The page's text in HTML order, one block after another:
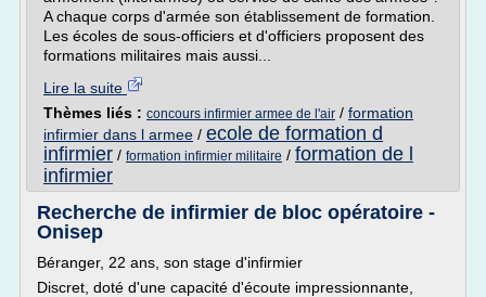
A chaque corps d'armée son établissement de formation.
Les écoles de sous-officiers et d'officiers proposent des
formations militaires mais aussi...
Lire la suite
Thèmes liés : concours infirmier armee de l'air / formation
infirmier dans l armee / ecole de formation d
infirmier / formation infirmier militaire / formation de l
infirmier
Recherche de infirmier de bloc opératoire -
Onisep
Béranger, 22 ans, son stage d'infirmier
Discret, doté d'une capacité d'écoute impressionnante,